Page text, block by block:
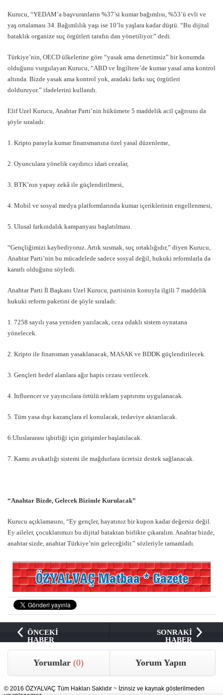
Kurucu, “YEDAM’a başvuranların %37’si kumar bağımlısı, %53’ü evli ve
yaş ortalaması 34. Bağımlılık yaşı ise 10’lu yaşlara kadar düştü. “Bu dijital
bataklık organize suç örgütleri tarafın dan yönetiliyor.” dedi.
Türkiye’nin, OECD ülkelerine göre “yasak ama denetimsiz” bir konumda
olduğunu vurgulayan Kurucu, “ABD ve İngiltere’de kumar yasal ama kontrol
altında. Bizde yasak ama kontrol yok, aradaki farkı suç örgütleri
dolduruyor.” ifadelerini kullandı.
Elif Uzel Kurucu, Anahtar Parti’nin hükümete 5 maddelik acil çağrısını da
şöyle sıraladı:
1. Kripto parayla kumar finansmanına özel yasal düzenleme,
2. Oyunculara yönelik caydırıcı idari cezalar,
3. BTK’nın yapay zekâ ile güçlendirilmesi,
4. Mobil ve sosyal medya platformlarında kumar içeriklerinin engellenmesi,
5. Ulusal farkındalık kampanyası başlatılması.
“Gençliğimizi kaybediyoruz. Artık susmak, suç ortaklığıdır,” diyen Kurucu,
Anahtar Parti’nin bu mücadelede sadece sosyal değil, hukuki reformlarla da
kararlı olduğunu söyledi.
Anahtar Parti İl Başkanı Uzel Kurucu, partisinin konuyla ilgili 7 maddelik
hukuki reform paketini de şöyle sıraladı:
1. 7258 sayılı yasa yeniden yazılacak, ceza odaklı sistem oynatana
yönelecek.
2. Kripto ile finansman yasaklanacak, MASAK ve BDDK güçlendirilecek.
3. Gençleri hedef alanlara ağır hapis cezası verilecek.
4. Influencer ve yayıncılara örtülü reklam yaptırımı uygulanacak.
5. Tüm yasa dışı kazançlara el konulacak, tedaviye aktarılacak.
6.Uluslararası işbirliği için girişimler başlatılacak.
7. Kamu avukatlığı sistemi ile mağdurlara ücretsiz destek sağlanacak.
“Anahtar Bizde, Gelecek Bizimle Kurulacak”
Kurucu açıklamasını, “Ey gençler, hayatınız bir kupon kadar değersiz değil.
Ey aileler, çocuklarımızı bu dijital bataktan birlikte çıkaralım. Anahtar bizde,
anahtar sizde, anahtar Türkiye’nin geleceğidir.” sözleriyle tamamladı.
ÖNCEKİ
HABER
SONRAKİ
HABER
Yorumlar(0) Yorum Yapın
© 2016 ÖZYALVAÇ Tüm Hakları Saklıdır ~ İzinsiz ve kaynak gösterilmeden